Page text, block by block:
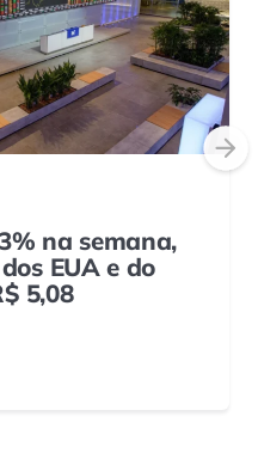
na semana,
EUA e do
5,08